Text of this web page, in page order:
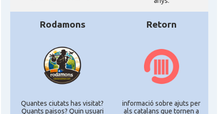
Rodamons
Quantes ciutats has visitat?
Quants paisos? Quin usuari
Retorn
informació sobre ajuts per
als catalans que tornen a